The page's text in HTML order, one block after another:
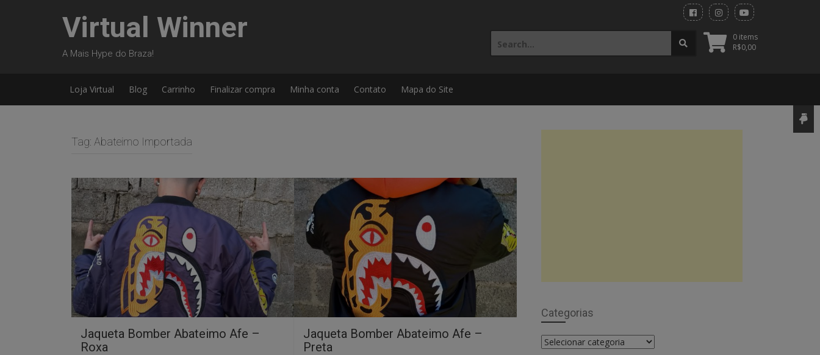
Virtual Winner
A Mais Hype do Braza!
0 items
R$0,00
Search
for:
Loja Virtual Blog Carrinho Finalizar compra Minha conta Contato Mapa do Site
Tag: Abateimo Importada
Jaqueta Bomber Abateimo Afe –
Roxa
Jaqueta Bomber Abateimo Afe –
Preta
Categorias
Categorias